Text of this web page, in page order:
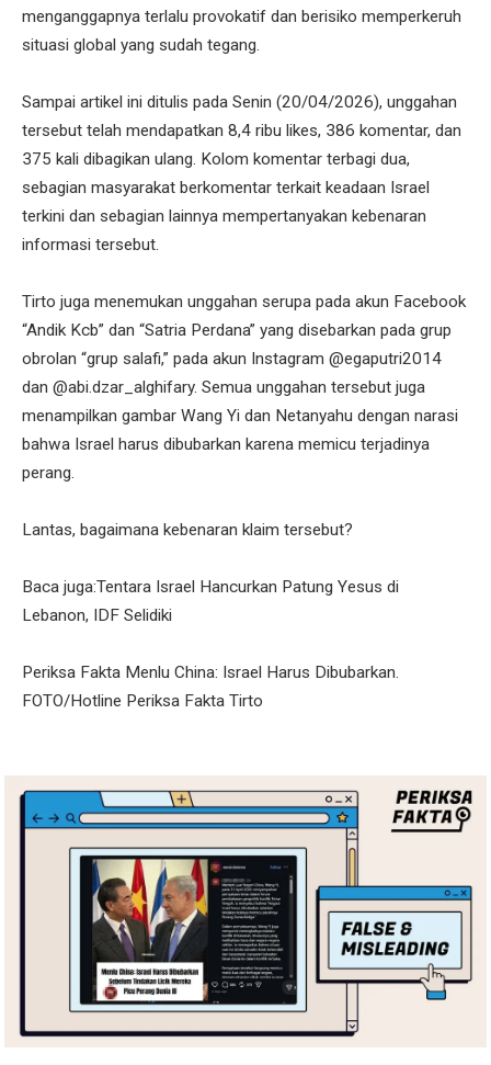
menganggapnya terlalu provokatif dan berisiko memperkeruh
situasi global yang sudah tegang.
Sampai artikel ini ditulis pada Senin (20/04/2026), unggahan
tersebut telah mendapatkan 8,4 ribu likes, 386 komentar, dan
375 kali dibagikan ulang. Kolom komentar terbagi dua,
sebagian masyarakat berkomentar terkait keadaan Israel
terkini dan sebagian lainnya mempertanyakan kebenaran
informasi tersebut.
Tirto juga menemukan unggahan serupa pada akun Facebook
“Andik Kcb” dan “Satria Perdana” yang disebarkan pada grup
obrolan “grup salafi,” pada akun Instagram @egaputri2014
dan @abi.dzar_alghifary. Semua unggahan tersebut juga
menampilkan gambar Wang Yi dan Netanyahu dengan narasi
bahwa Israel harus dibubarkan karena memicu terjadinya
perang.
Lantas, bagaimana kebenaran klaim tersebut?
Baca juga:Tentara Israel Hancurkan Patung Yesus di
Lebanon, IDF Selidiki
Periksa Fakta Menlu China: Israel Harus Dibubarkan.
FOTO/Hotline Periksa Fakta Tirto